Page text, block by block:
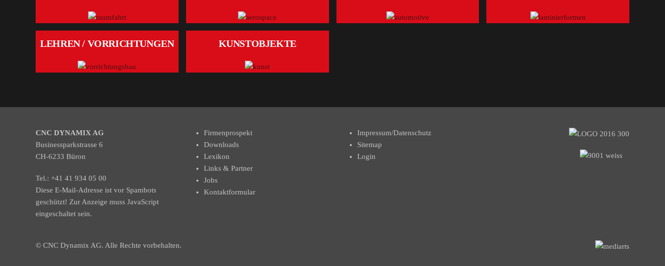
LEHREN / VORRICHTUNGEN KUNSTOBJEKTE
CNC DYNAMIX AG
Businessparkstrasse 6
CH-6233 Büron
Tel.: +41 41 934 05 00
Diese E-Mail-Adresse ist vor Spambots
geschützt! Zur Anzeige muss JavaScript
eingeschaltet sein.
Firmenprospekt
Downloads
Lexikon
Links & Partner
Jobs
Kontaktformular
Impressum/Datenschutz
Sitemap
Login
© CNC Dynamix AG. Alle Rechte vorbehalten.